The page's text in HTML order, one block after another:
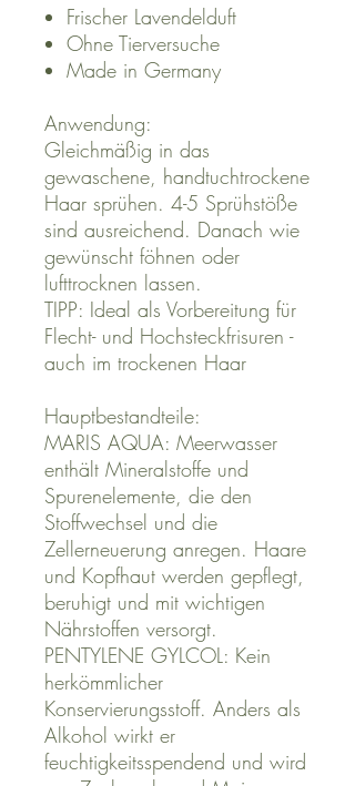
Frischer Lavendelduft
Ohne Tierversuche
Made in Germany
Anwendung:
Gleichmäßig in das
gewaschene, handtuchtrockene
Haar sprühen. 4-5 Sprühstöße
sind ausreichend. Danach wie
gewünscht föhnen oder
lufttrocknen lassen.
TIPP: Ideal als Vorbereitung für
Flecht- und Hochsteckfrisuren -
auch im trockenen Haar
Hauptbestandteile:
MARIS AQUA: Meerwasser
enthält Mineralstoffe und
Spurenelemente, die den
Stoffwechsel und die
Zellerneuerung anregen. Haare
und Kopfhaut werden gepflegt,
beruhigt und mit wichtigen
Nährstoffen versorgt.
PENTYLENE GYLCOL: Kein
herkömmlicher
Konservierungsstoff. Anders als
Alkohol wirkt er
feuchtigkeitsspendend und wird